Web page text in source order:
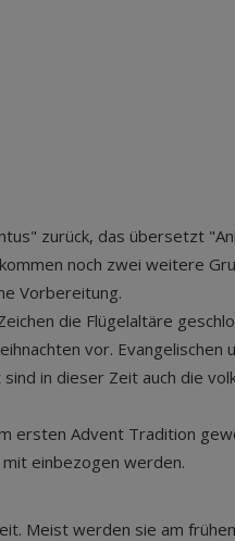
zurück, das übersetzt
noch zwei weitere
Vorbereitung.
die Flügelaltäre
vor. Evangelischen
in dieser Zeit auch die
ersten Advent Tradition
einbezogen werden.
Meist werden sie am